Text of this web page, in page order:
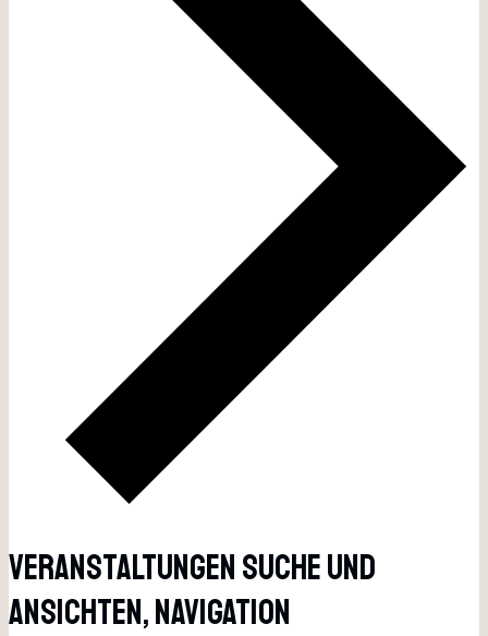
Veranstaltungen Suche Und
Ansichten, Navigation